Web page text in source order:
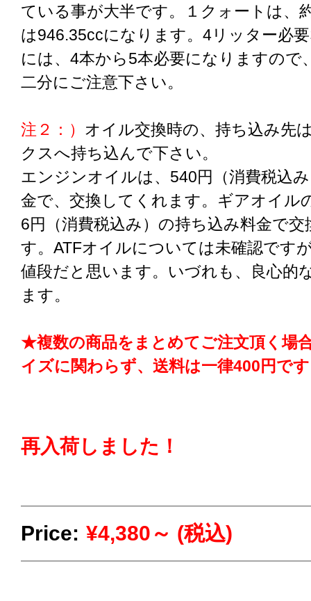
ている事が大半です。１クォートは、
は946.35ccになります。4リッター必
には、4本から5本必要になりますので
二分にご注意下さい。
注２：） オイル交換時の、持ち込み先
クスへ持ち込んで下さい。
エンジンオイルは、540円（消費税込
金で、交換してくれます。ギアオイル
6円（消費税込み）の持ち込み料金で
す。ATFオイルについては未確認です
値段だと思います。いづれも、良心的
ます。
★複数の商品をまとめてご注文頂く場
イズに関わらず、送料は一律400円で
再入荷しました！
Price: ¥4,380～ (税込)